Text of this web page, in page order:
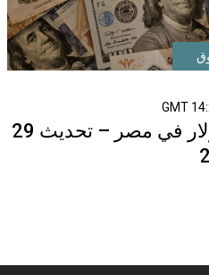
سعر الدولار في مصر – تحديث 29